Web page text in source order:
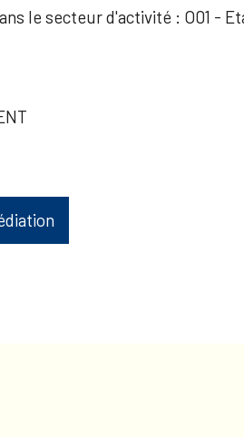
le secteur d'activité : O01 -